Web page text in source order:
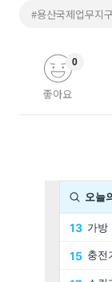
#용산국제업무지구
좋아요
0